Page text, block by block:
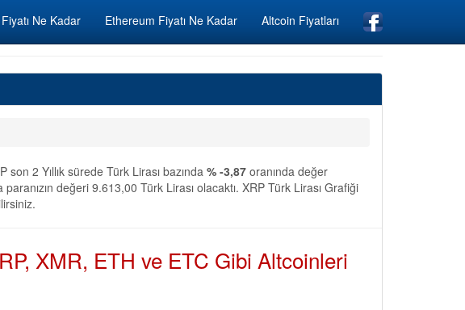
Ne Kadar Ethereum Fiyatı Ne Kadar Altcoin Fiyatları
2 Yıllık sürede Türk Lirası bazında % -3,87 oranında değer
değeri 9.613,00 Türk Lirası olacaktı. XRP Türk Lirası Grafiği
XMR, ETH ve ETC Gibi Altcoinleri